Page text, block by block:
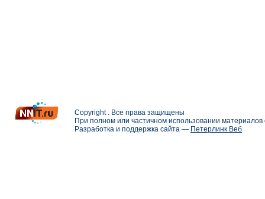
Copyright . Все права защищены
При полном или частичном использовании
Разработка и поддержка сайта — Петерлинк Веб